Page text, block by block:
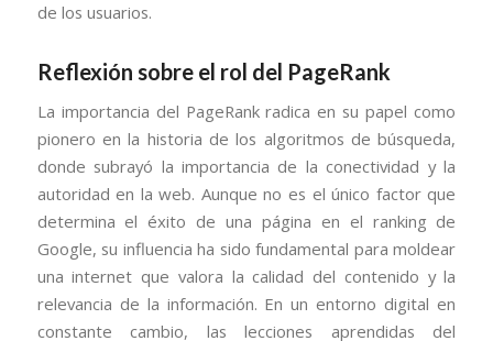
de los usuarios.
Reflexión sobre el rol del PageRank
La importancia del PageRank radica en su papel como
pionero en la historia de los algoritmos de búsqueda,
donde subrayó la importancia de la conectividad y la
autoridad en la web. Aunque no es el único factor que
determina el éxito de una página en el ranking de
Google, su influencia ha sido fundamental para moldear
una internet que valora la calidad del contenido y la
relevancia de la información. En un entorno digital en
constante cambio, las lecciones aprendidas del